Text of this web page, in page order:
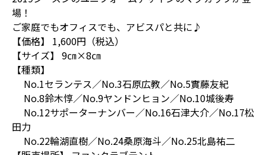
場！
ご家庭でもオフィスでも、アビスパと共に♪
【価格】 1,600円（税込）
【サイズ】 9㎝×8㎝
【種類】
No.1セランテス／No.3石原広教／No.5實藤友紀
No.8鈴木惇／No.9ヤンドンヒョン／No.10城後寿
No.12サポーターナンバー／No.16石津大介／No.17松
田力
No.22輪湖直樹／No.24桑原海斗／No.25北島祐二